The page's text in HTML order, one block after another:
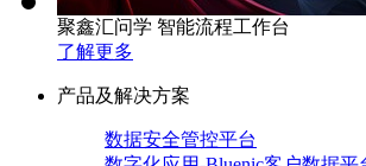
聚鑫汇问学 智能流程工作台
了解更多
产品及解决方案
数据安全管控平台